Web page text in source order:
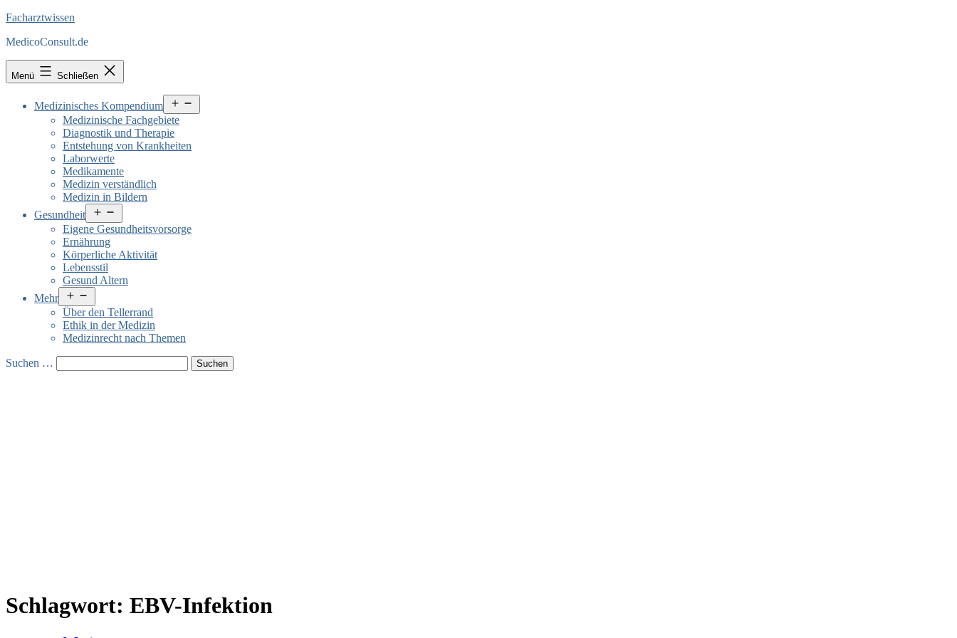
Facharztwissen
MedicoConsult.de
Menü Schließen
Medizinisches Kompendium
öffnen
Medizinische Fachgebiete
Diagnostik und Therapie
Entstehung von Krankheiten
Laborwerte
Medikamente
Medizin verständlich
Medizin in Bildern
Gesundheit
öffnen
Eigene Gesundheitsvorsorge
Ernährung
Körperliche Aktivität
Lebensstil
Gesund Altern
Mehr
öffnen
Über den Tellerrand
Ethik in der Medizin
Medizinrecht nach Themen
Suchen …
Schlagwort: EBV-Infektion